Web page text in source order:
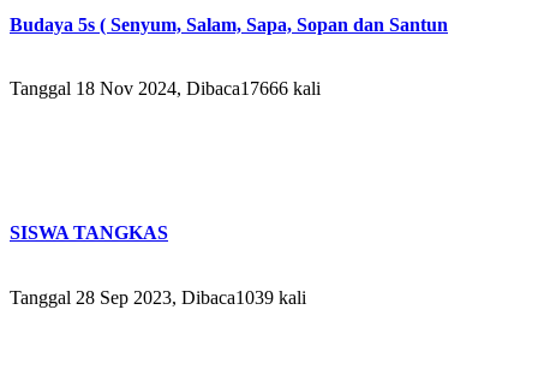
Budaya 5s ( Senyum, Salam, Sapa, Sopan dan Santun
Tanggal 18 Nov 2024, Dibaca17666 kali
SISWA TANGKAS
Tanggal 28 Sep 2023, Dibaca1039 kali